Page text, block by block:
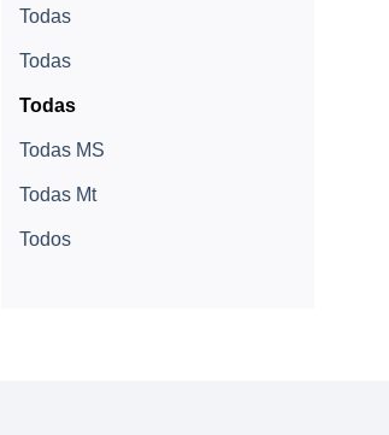
Todas
Todas
Todas
Todas MS
Todas Mt
Todos